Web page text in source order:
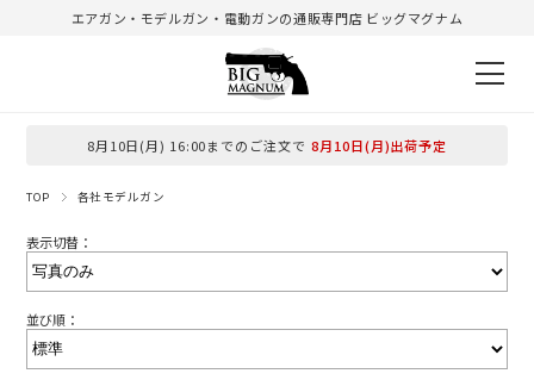
エアガン・モデルガン・電動ガンの通販専門店 ビッグマグナム
8月10日(月) 16:00までのご注文で 8月10日(月)出荷予定
TOP 各社モデルガン
表示切替：
並び順：